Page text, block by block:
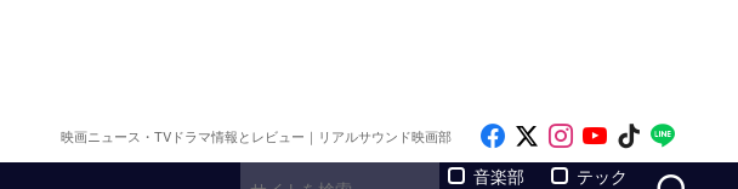
映画ニュース・TVドラマ情報とレビュー｜リアルサウンド映画部 Like on Facebook
Follow on x
Follow on
Follow on
Follow
音楽部
テック